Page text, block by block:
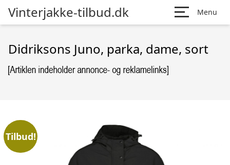
Vinterjakke-tilbud.dk Menu
Didriksons Juno, parka, dame, sort
Tilbud!